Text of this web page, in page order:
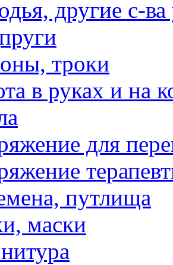
другие с-
троки
в руках и на
для
путлища
маски